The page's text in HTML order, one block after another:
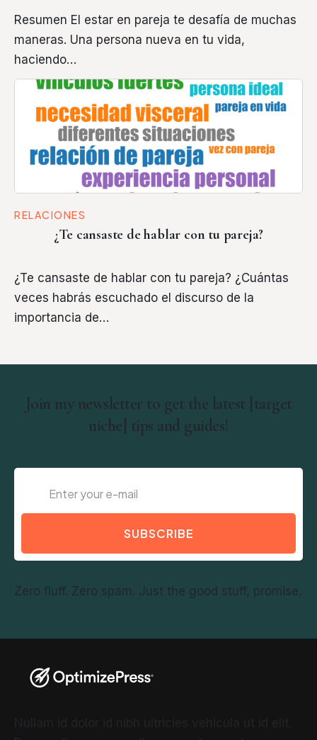
Resumen El estar en pareja te desafía de muchas
maneras. Una persona nueva en tu vida,
haciendo…
RELACIONES
¿Te cansaste de hablar con tu pareja?
¿Te cansaste de hablar con tu pareja? ¿Cuántas
veces habrás escuchado el discurso de la
importancia de…
Join my newsletter to get the latest [target
niche] tips and guides!
SUBSCRIBE
Zero fluff. Zero spam. Just the good stuff, promise.